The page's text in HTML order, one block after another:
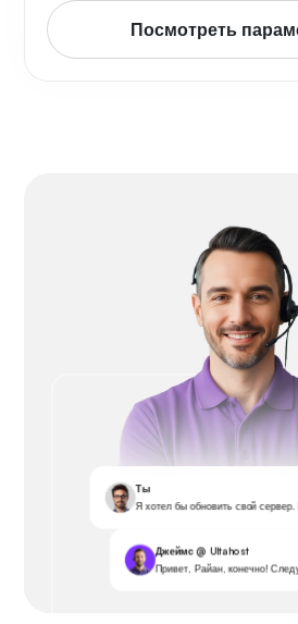
Посмотреть
Ты
Я хотел бы обновить свой
Джеймс @ Ultahost
Привет, Райан, конечно!